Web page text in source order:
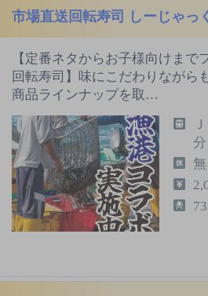
市場直送回転寿司 しーじゃっ
【定番ネタからお子様向けまで
回転寿司】味にこだわりながら
商品ラインナップを取…
分
無